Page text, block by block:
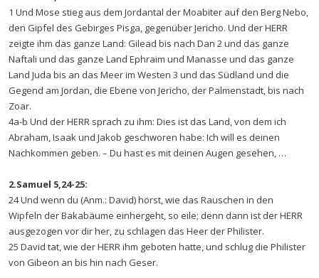
1 Und Mose stieg aus dem Jordantal der Moabiter auf den Berg Nebo,
den Gipfel des Gebirges Pisga, gegenüber Jericho. Und der HERR
zeigte ihm das ganze Land: Gilead bis nach Dan 2 und das ganze
Naftali und das ganze Land Ephraim und Manasse und das ganze
Land Juda bis an das Meer im Westen 3 und das Südland und die
Gegend am Jordan, die Ebene von Jericho, der Palmenstadt, bis nach
Zoar.
4a-b Und der HERR sprach zu ihm: Dies ist das Land, von dem ich
Abraham, Isaak und Jakob geschworen habe: Ich will es deinen
Nachkommen geben. – Du hast es mit deinen Augen gesehen, …
2.Samuel 5,24-25:
24 Und wenn du (Anm.: David) hörst, wie das Rauschen in den
Wipfeln der Bakabäume einhergeht, so eile; denn dann ist der HERR
ausgezogen vor dir her, zu schlagen das Heer der Philister.
25 David tat, wie der HERR ihm geboten hatte, und schlug die Philister
von Gibeon an bis hin nach Geser.